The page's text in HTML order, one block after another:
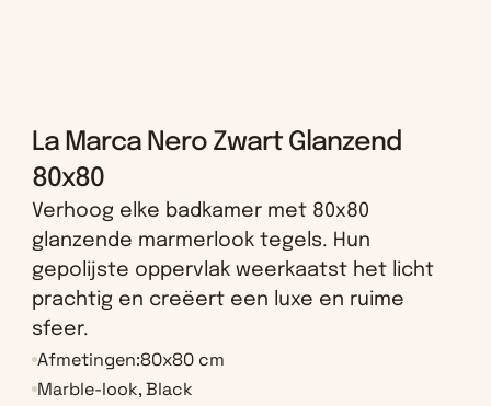
La Marca Nero Zwart Glanzend
80x80
Verhoog elke badkamer met 80x80
glanzende marmerlook tegels. Hun
gepolijste oppervlak weerkaatst het licht
prachtig en creëert een luxe en ruime
sfeer.
Afmetingen:80x80 cm
Marble-look, Black